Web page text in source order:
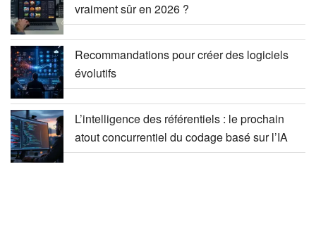
vraiment sûr en 2026 ?
Recommandations pour créer des logiciels
évolutifs
L’intelligence des référentiels : le prochain
atout concurrentiel du codage basé sur l’IA